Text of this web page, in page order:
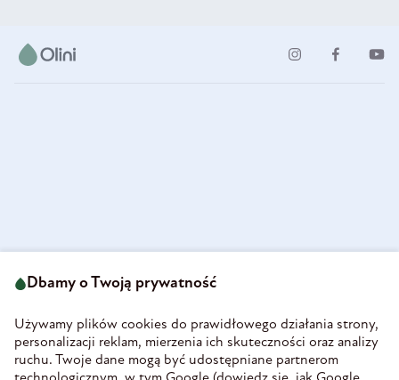
58-160 Świebodzice
REGON 890213034
INFORMACJE
Dbamy o Twoją prywatność
Używamy plików cookies do prawidłowego działania strony,
personalizacji reklam, mierzenia ich skuteczności oraz analizy
ruchu. Twoje dane mogą być udostępniane partnerom